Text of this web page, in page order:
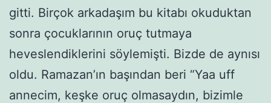
gitti. Birçok arkadaşım bu kitabı okuduktan
sonra çocuklarının oruç tutmaya
heveslendiklerini söylemişti. Bizde de aynısı
oldu. Ramazan’ın başından beri “Yaa uff
annecim, keşke oruç olmasaydın, bizimle